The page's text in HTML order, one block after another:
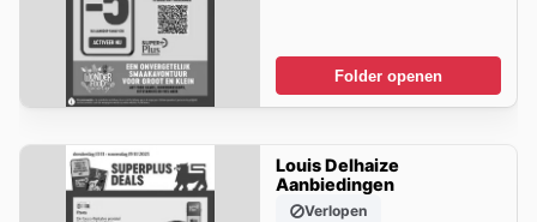
Folder openen
Louis Delhaize
Aanbiedingen
Verlopen